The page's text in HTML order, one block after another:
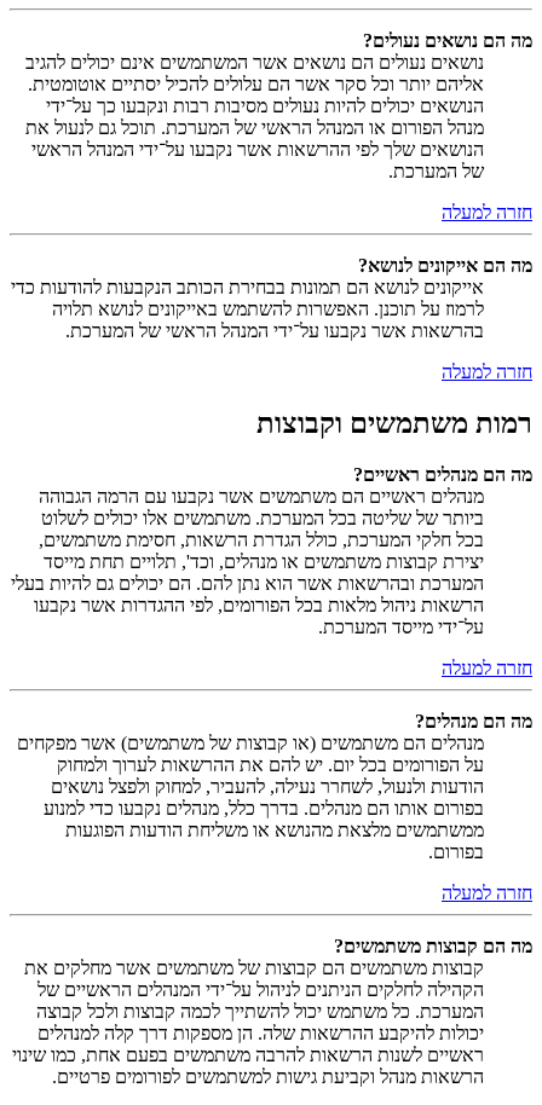
מה הם נושאים נעולים?
נושאים נעולים הם נושאים אשר המשתמשים אינם יכולים להגיב
אליהם יותר וכל סקר אשר הם עלולים להכיל יסתיים אוטומטית.
הנושאים יכולים להיות נעולים מסיבות רבות ונקבעו כך על־ידי
מנהל הפורום או המנהל הראשי של המערכת. תוכל גם לנעול את
הנושאים שלך לפי ההרשאות אשר נקבעו על־ידי המנהל הראשי
של המערכת.
חזרה למעלה
מה הם אייקונים לנושא?
אייקונים לנושא הם תמונות בבחירת הכותב הנקבעות להודעות כדי
לרמוז על תוכנן. האפשרות להשתמש באייקונים לנושא תלויה
בהרשאות אשר נקבעו על־ידי המנהל הראשי של המערכת.
חזרה למעלה
רמות משתמשים וקבוצות
מה הם מנהלים ראשיים?
מנהלים ראשיים הם משתמשים אשר נקבעו עם הרמה הגבוהה
ביותר של שליטה בכל המערכת. משתמשים אלו יכולים לשלוט
בכל חלקי המערכת, כולל הגדרת הרשאות, חסימת משתמשים,
יצירת קבוצות משתמשים או מנהלים, וכד', תלויים תחת מייסד
המערכת ובהרשאות אשר הוא נתן להם. הם יכולים גם להיות בעלי
הרשאות ניהול מלאות בכל הפורומים, לפי ההגדרות אשר נקבעו
על־ידי מייסד המערכת.
חזרה למעלה
מה הם מנהלים?
מנהלים הם משתמשים (או קבוצות של משתמשים) אשר מפקחים
על הפורומים בכל יום. יש להם את ההרשאות לערוך ולמחוק
הודעות ולנעול, לשחרר נעילה, להעביר, למחוק ולפצל נושאים
בפורום אותו הם מנהלים. בדרך כלל, מנהלים נקבעו כדי למנוע
ממשתמשים מלצאת מהנושא או משליחת הודעות הפוגעות
בפורום.
חזרה למעלה
מה הם קבוצות משתמשים?
קבוצות משתמשים הם קבוצות של משתמשים אשר מחלקים את
הקהילה לחלקים הניתנים לניהול על־ידי המנהלים הראשיים של
המערכת. כל משתמש יכול להשתייך לכמה קבוצות ולכל קבוצה
יכולות להיקבע ההרשאות שלה. הן מספקות דרך קלה למנהלים
ראשיים לשנות הרשאות להרבה משתמשים בפעם אחת, כמו שינוי
הרשאות מנהל וקביעת גישות למשתמשים לפורומים פרטיים.